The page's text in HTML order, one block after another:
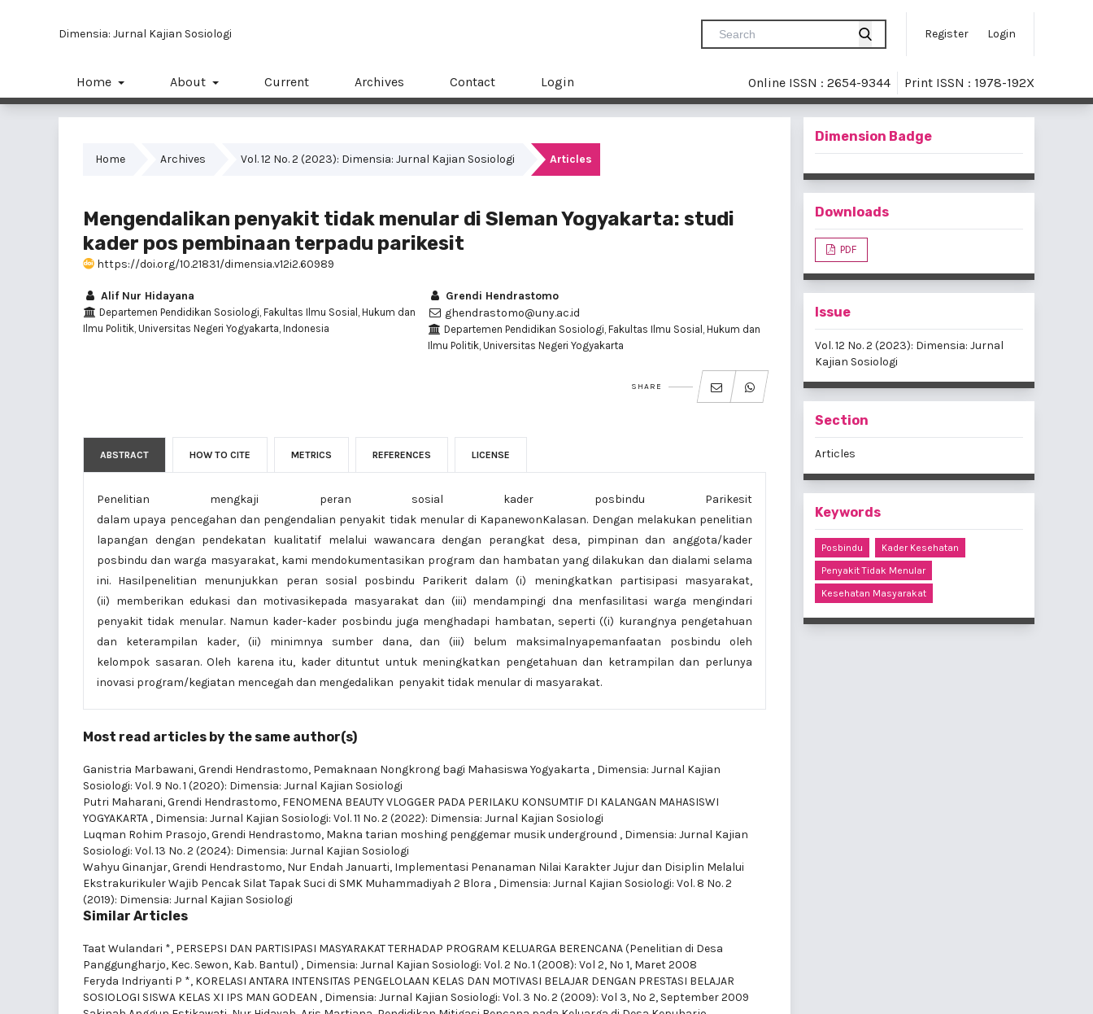
Dimensia: Jurnal Kajian Sosiologi Register Login
Home About Current Archives Contact Login Online ISSN : 2654-9344 Print ISSN : 1978-192X
Home Archives Vol. 12 No. 2 (2023): Dimensia: Jurnal Kajian Sosiologi Articles
Mengendalikan penyakit tidak menular di Sleman Yogyakarta: studi
kader pos pembinaan terpadu parikesit
https://doi.org/10.21831/dimensia.v12i2.60989
Alif Nur Hidayana
Departemen Pendidikan Sosiologi, Fakultas Ilmu Sosial, Hukum dan
Ilmu Politik, Universitas Negeri Yogyakarta, Indonesia
Grendi Hendrastomo
ghendrastomo@uny.ac.id
Departemen Pendidikan Sosiologi, Fakultas Ilmu Sosial, Hukum dan
Ilmu Politik, Universitas Negeri Yogyakarta
SHARE
ABSTRACT HOW TO CITE METRICS REFERENCES LICENSE
Penelitian mengkaji peran sosial kader posbindu Parikesit
dalam upaya pencegahan dan pengendalian penyakit tidak menular di KapanewonKalasan. Dengan melakukan penelitian
lapangan dengan pendekatan kualitatif melalui wawancara dengan perangkat desa, pimpinan dan anggota/kader
posbindu dan warga masyarakat, kami mendokumentasikan program dan hambatan yang dilakukan dan dialami selama
ini. Hasilpenelitian menunjukkan peran sosial posbindu Parikerit dalam (i) meningkatkan partisipasi masyarakat,
(ii) memberikan edukasi dan motivasikepada masyarakat dan (iii) mendampingi dna menfasilitasi warga mengindari
penyakit tidak menular. Namun kader-kader posbindu juga menghadapi hambatan, seperti ((i) kurangnya pengetahuan
dan keterampilan kader, (ii) minimnya sumber dana, dan (iii) belum maksimalnyapemanfaatan posbindu oleh
kelompok sasaran. Oleh karena itu, kader dituntut untuk meningkatkan pengetahuan dan ketrampilan dan perlunya
inovasi program/kegiatan mencegah dan mengedalikan penyakit tidak menular di masyarakat.
Most read articles by the same author(s)
Ganistria Marbawani, Grendi Hendrastomo, Pemaknaan Nongkrong bagi Mahasiswa Yogyakarta , Dimensia: Jurnal Kajian
Sosiologi: Vol. 9 No. 1 (2020): Dimensia: Jurnal Kajian Sosiologi
Putri Maharani, Grendi Hendrastomo, FENOMENA BEAUTY VLOGGER PADA PERILAKU KONSUMTIF DI KALANGAN MAHASISWI
YOGYAKARTA , Dimensia: Jurnal Kajian Sosiologi: Vol. 11 No. 2 (2022): Dimensia: Jurnal Kajian Sosiologi
Luqman Rohim Prasojo, Grendi Hendrastomo, Makna tarian moshing penggemar musik underground , Dimensia: Jurnal Kajian
Sosiologi: Vol. 13 No. 2 (2024): Dimensia: Jurnal Kajian Sosiologi
Wahyu Ginanjar, Grendi Hendrastomo, Nur Endah Januarti, Implementasi Penanaman Nilai Karakter Jujur dan Disiplin Melalui
Ekstrakurikuler Wajib Pencak Silat Tapak Suci di SMK Muhammadiyah 2 Blora , Dimensia: Jurnal Kajian Sosiologi: Vol. 8 No. 2
(2019): Dimensia: Jurnal Kajian Sosiologi
Similar Articles
Taat Wulandari *, PERSEPSI DAN PARTISIPASI MASYARAKAT TERHADAP PROGRAM KELUARGA BERENCANA (Penelitian di Desa
Panggungharjo, Kec. Sewon, Kab. Bantul) , Dimensia: Jurnal Kajian Sosiologi: Vol. 2 No. 1 (2008): Vol 2, No 1, Maret 2008
Feryda Indriyanti P *, KORELASI ANTARA INTENSITAS PENGELOLAAN KELAS DAN MOTIVASI BELAJAR DENGAN PRESTASI BELAJAR
SOSIOLOGI SISWA KELAS XI IPS MAN GODEAN , Dimensia: Jurnal Kajian Sosiologi: Vol. 3 No. 2 (2009): Vol 3, No 2, September 2009
Dimension Badge
Downloads
PDF
Issue
Vol. 12 No. 2 (2023): Dimensia: Jurnal
Kajian Sosiologi
Section
Articles
Keywords
Posbindu
Kader Kesehatan
Penyakit Tidak Menular
Kesehatan Masyarakat